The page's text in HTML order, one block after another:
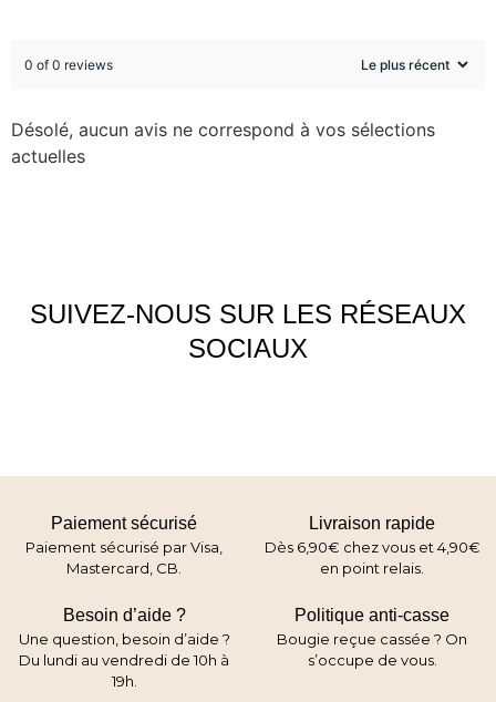
0 of 0 reviews
Désolé, aucun avis ne correspond à vos sélections
actuelles
SUIVEZ-NOUS SUR LES RÉSEAUX
SOCIAUX
Paiement sécurisé
Paiement sécurisé par Visa,
Mastercard, CB.
Livraison rapide
Dès 6,90€ chez vous et 4,90€
en point relais.
Besoin d’aide ?
Une question, besoin d’aide ?
Du lundi au vendredi de 10h à
19h.
Politique anti-casse
Bougie reçue cassée ? On
s’occupe de vous.